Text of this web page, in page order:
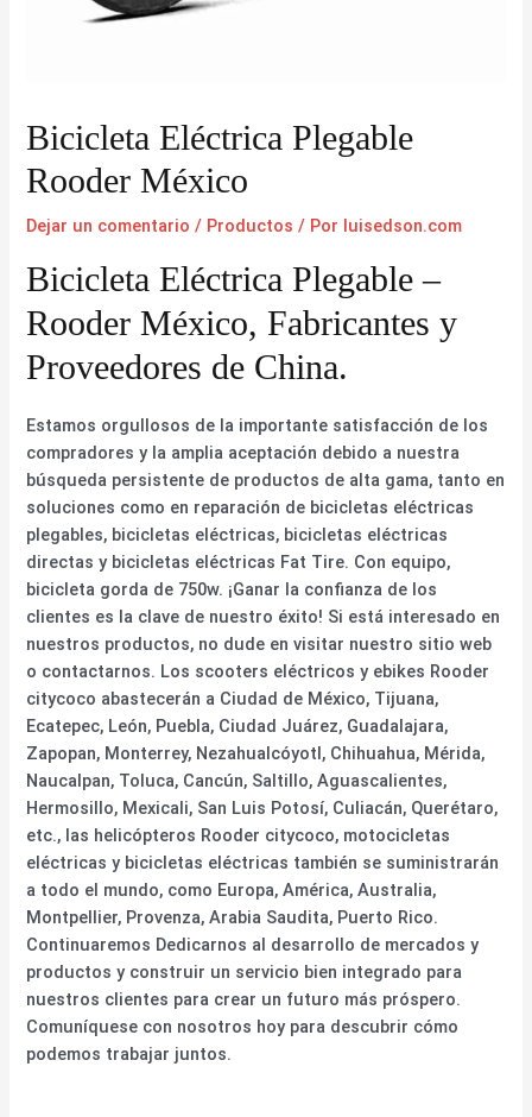
Bicicleta Eléctrica Plegable
Rooder México
Dejar un comentario / Productos / Por luisedson.com
Bicicleta Eléctrica Plegable –
Rooder México, Fabricantes y
Proveedores de China.
Estamos orgullosos de la importante satisfacción de los
compradores y la amplia aceptación debido a nuestra
búsqueda persistente de productos de alta gama, tanto en
soluciones como en reparación de bicicletas eléctricas
plegables, bicicletas eléctricas, bicicletas eléctricas
directas y bicicletas eléctricas Fat Tire. Con equipo,
bicicleta gorda de 750w. ¡Ganar la confianza de los
clientes es la clave de nuestro éxito! Si está interesado en
nuestros productos, no dude en visitar nuestro sitio web
o contactarnos. Los scooters eléctricos y ebikes Rooder
citycoco abastecerán a Ciudad de México, Tijuana,
Ecatepec, León, Puebla, Ciudad Juárez, Guadalajara,
Zapopan, Monterrey, Nezahualcóyotl, Chihuahua, Mérida,
Naucalpan, Toluca, Cancún, Saltillo, Aguascalientes,
Hermosillo, Mexicali, San Luis Potosí, Culiacán, Querétaro,
etc., las helicópteros Rooder citycoco, motocicletas
eléctricas y bicicletas eléctricas también se suministrarán
a todo el mundo, como Europa, América, Australia,
Montpellier, Provenza, Arabia Saudita, Puerto Rico.
Continuaremos Dedicarnos al desarrollo de mercados y
productos y construir un servicio bien integrado para
nuestros clientes para crear un futuro más próspero.
Comuníquese con nosotros hoy para descubrir cómo
podemos trabajar juntos.